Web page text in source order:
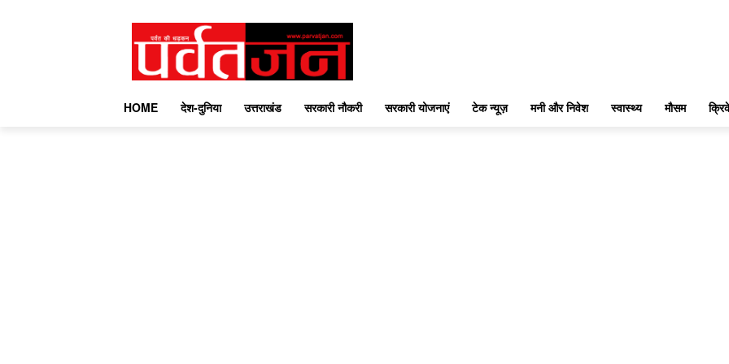
HOME देश-दुनिया उत्तराखंड सरकारी नौकरी सरकारी योजनाएं टेक न्यूज़ मनी और निवेश स्वास्थ्य मौसम